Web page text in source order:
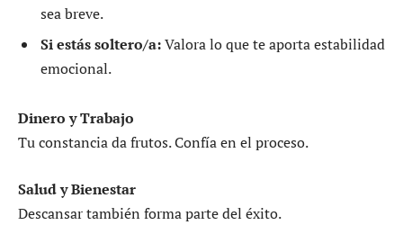
sea breve.
Si estás soltero/a:Valora lo que te aporta estabilidad
emocional.
Dinero y Trabajo
Tu constancia da frutos. Confía en el proceso.
Salud y Bienestar
Descansar también forma parte del éxito.